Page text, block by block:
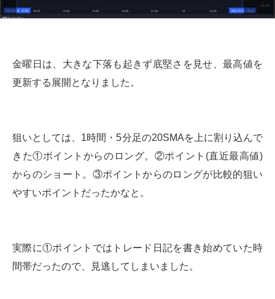
金曜日は、大きな下落も起きず底堅さを見せ、最高値を
更新する展開となりました。
狙いとしては、1時間・5分足の20SMAを上に割り込んで
きた①ポイントからのロング。②ポイント(直近最高値)
からのショート。③ポイントからのロングが比較的狙い
やすいポイントだったかなと。
実際に①ポイントではトレード日記を書き始めていた時
間帯だったので、見逃してしまいました。